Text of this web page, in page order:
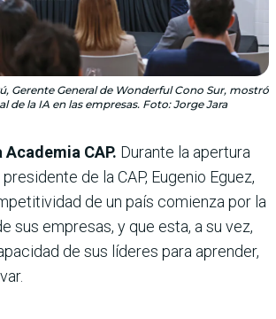
Gerente General de Wonderful Cono Sur, mostró
de la IA en las empresas. Foto: Jorge Jara
CAP. Durante la apertura
de la CAP, Eugenio Eguez,
de un país comienza por la
sus empresas, y que esta, a su vez,
de sus líderes para aprender,